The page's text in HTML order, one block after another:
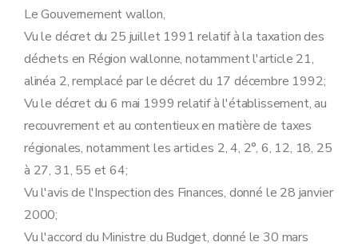
Art. 11
Art. 12bis
Art. 12ter
Art. 14
Art. 15
Art. 17
Art. 18
Chapitre VII Recouvrement
Section 1 Frais de poursuite
Section 2 Effet du recours sur le recouvrement
Le Gouvernement wallon,
Vu le décret du 25 juillet 1991 relatif à la taxation des
déchets en Région wallonne, notamment l'article 21,
alinéa 2, remplacé par le décret du 17 décembre 1992;
Vu le décret du 6 mai 1999 relatif à l'établissement, au
recouvrement et au contentieux en matière de taxes
régionales, notamment les articles 2, 4, 2°, 6, 12, 18, 25
à 27, 31, 55 et 64;
Vu l'avis de l'Inspection des Finances, donné le 28 janvier
2000;
Vu l'accord du Ministre du Budget, donné le 30 mars